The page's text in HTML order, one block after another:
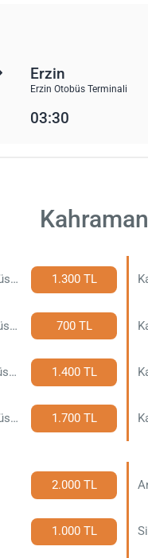
Erzin
Erzin Otobüs Terminali
03:30
Kahramanmaraş - Ankara Otobüs Bileti 1.300 TL
Kahramanmaraş - Mersin Otobüs Bileti 700 TL
Kahramanmaraş - Çorum Otobüs Bileti 1.400 TL
Kahramanmaraş - Patnos Otobüs Bileti 1.700 TL
2.000 TL
1.000 TL